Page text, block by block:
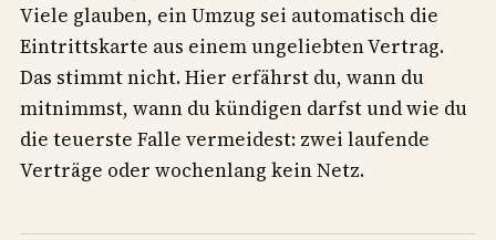
Viele glauben, ein Umzug sei automatisch die
Eintrittskarte aus einem ungeliebten Vertrag.
Das stimmt nicht. Hier erfährst du, wann du
mitnimmst, wann du kündigen darfst und wie du
die teuerste Falle vermeidest: zwei laufende
Verträge oder wochenlang kein Netz.